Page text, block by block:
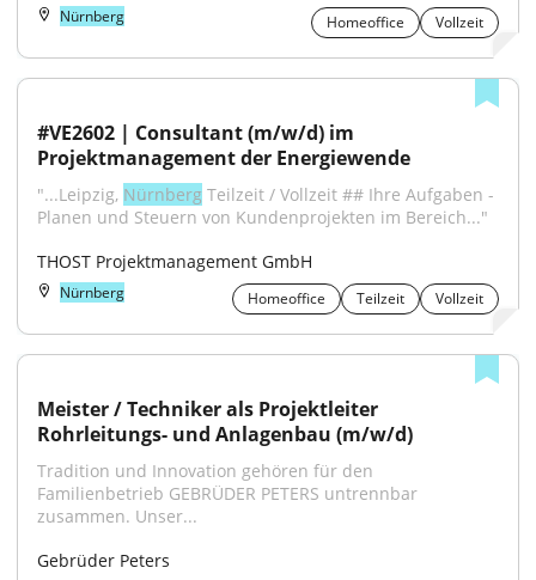
Nürnberg Homeoffice Vollzeit
#VE2602 | Consultant (m/w/d) im
Projektmanagement der Energiewende
"...Leipzig, Nürnberg Teilzeit / Vollzeit ## Ihre Aufgaben -
Planen und Steuern von Kundenprojekten im Bereich..."
THOST Projektmanagement GmbH
Nürnberg Homeoffice Teilzeit Vollzeit
Meister / Techniker als Projektleiter
Rohrleitungs- und Anlagenbau (m/w/d)
Tradition und Innovation gehören für den
Familienbetrieb GEBRÜDER PETERS untrennbar
zusammen. Unser...
Gebrüder Peters